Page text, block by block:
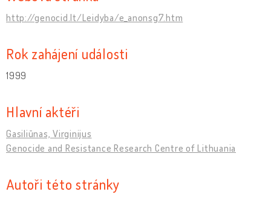
http://genocid.lt/Leidyba/e_anonsg7.htm
Rok zahájení události
1999
Hlavní aktéři
Gasiliūnas, Virginijus
Genocide and Resistance Research Centre of Lithuania
Autoři této stránky